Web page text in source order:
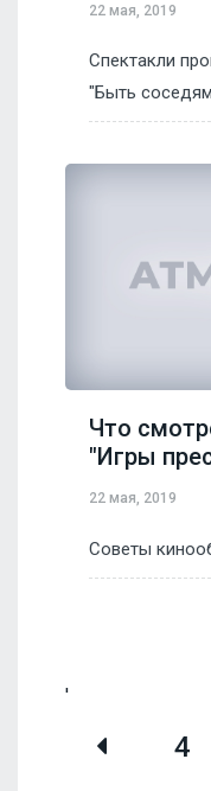
22 мая, 2019
Спектакли
"Быть
Что
"Игры
22 мая, 2019
Советы
'
4